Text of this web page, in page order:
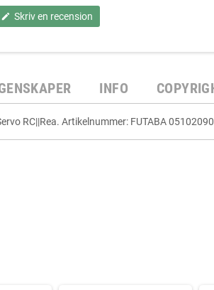
edit Skriv en recension
INFO
RC||Rea. Artikelnummer: FUTABA